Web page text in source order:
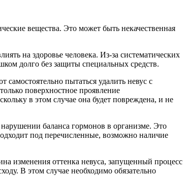
вещества. Это может быть некачественная
на здоровье человека. Из-за систематических
долго без защиты специальных средств.
пытаться удалить невус с
поверхностное проявление
в этом случае она будет повреждена, и не
баланса гормонов в организме. Это
под перечисленные, возможно наличие
изменения оттенка невуса, запущенный процесс
В этом случае необходимо обязательно